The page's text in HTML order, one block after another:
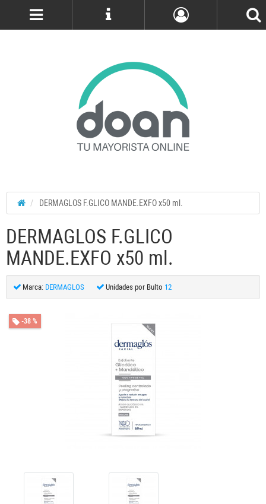
DERMAGLOS F.GLICO MANDE.EXFO x50 ml.
DERMAGLOS F.GLICO
MANDE.EXFO x50 ml.
Marca: DERMAGLOS Unidades por Bulto 12
-38 %